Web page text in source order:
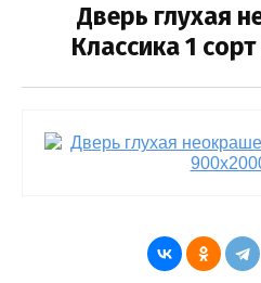
Дверь глухая
Классика 1